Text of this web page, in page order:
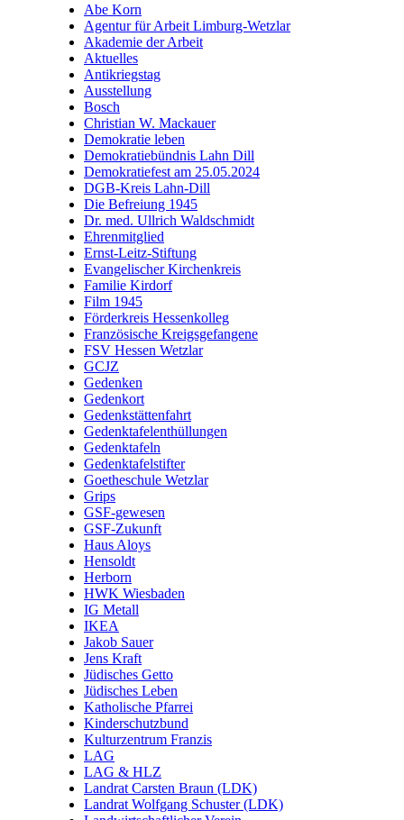
Abe Korn
Agentur für Arbeit Limburg-Wetzlar
Akademie der Arbeit
Aktuelles
Antikriegstag
Ausstellung
Bosch
Christian W. Mackauer
Demokratie leben
Demokratiebündnis Lahn Dill
Demokratiefest am 25.05.2024
DGB-Kreis Lahn-Dill
Die Befreiung 1945
Dr. med. Ullrich Waldschmidt
Ehrenmitglied
Ernst-Leitz-Stiftung
Evangelischer Kirchenkreis
Familie Kirdorf
Film 1945
Förderkreis Hessenkolleg
Französische Kreigsgefangene
FSV Hessen Wetzlar
GCJZ
Gedenken
Gedenkort
Gedenkstättenfahrt
Gedenktafelenthüllungen
Gedenktafeln
Gedenktafelstifter
Goetheschule Wetzlar
Grips
GSF-gewesen
GSF-Zukunft
Haus Aloys
Hensoldt
Herborn
HWK Wiesbaden
IG Metall
IKEA
Jakob Sauer
Jens Kraft
Jüdisches Getto
Jüdisches Leben
Katholische Pfarrei
Kinderschutzbund
Kulturzentrum Franzis
LAG
LAG & HLZ
Landrat Carsten Braun (LDK)
Landrat Wolfgang Schuster (LDK)